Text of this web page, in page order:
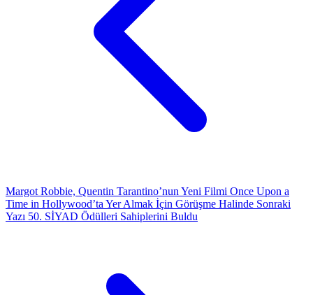
Margot Robbie, Quentin Tarantino’nun Yeni Filmi Once Upon a
Time in Hollywood’ta Yer Almak İçin Görüşme Halinde Sonraki
Yazı 50. SİYAD Ödülleri Sahiplerini Buldu